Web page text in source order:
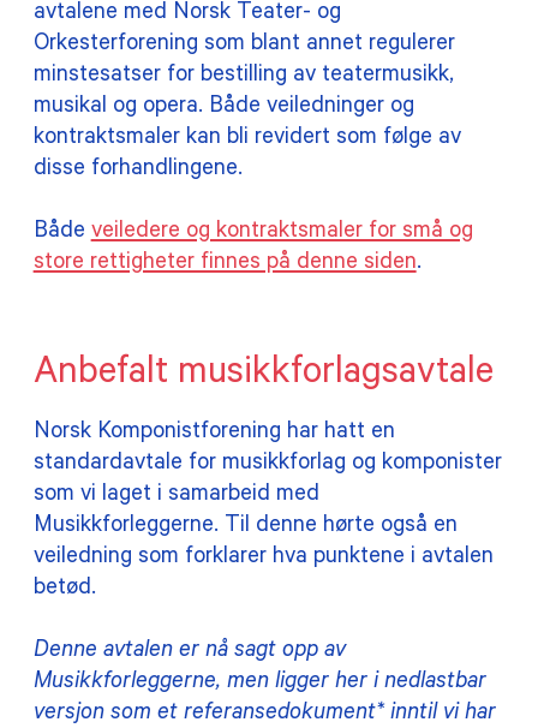
avtalene med Norsk Teater- og
Orkesterforening som blant annet regulerer
minstesatser for bestilling av teatermusikk,
musikal og opera. Både veiledninger og
kontraktsmaler kan bli revidert som følge av
disse forhandlingene.
Både veiledere og kontraktsmaler for små og
store rettigheter finnes på denne siden.
Anbefalt musikkforlagsavtale
Norsk Komponistforening har hatt en
standardavtale for musikkforlag og komponister
som vi laget i samarbeid med
Musikkforleggerne. Til denne hørte også en
veiledning som forklarer hva punktene i avtalen
betød.
Denne avtalen er nå sagt opp av
Musikkforleggerne, men ligger her i nedlastbar
versjon som et referansedokument* inntil vi har